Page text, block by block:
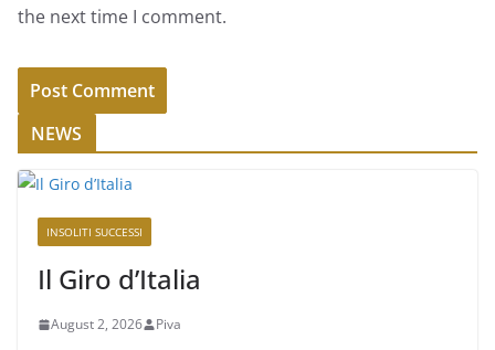
the next time I comment.
NEWS
INSOLITI SUCCESSI
Il Giro d’Italia
August 2, 2026 Piva